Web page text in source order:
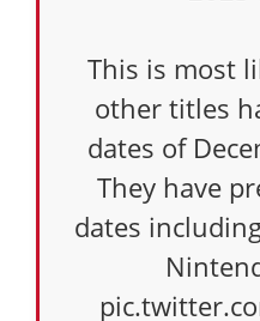
This is most
other titles
dates of
They have
dates